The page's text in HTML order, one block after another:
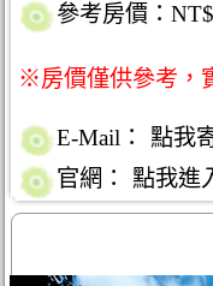
參考房價：
※房價僅供參考，
E-Mail：
點我
官網：
點我進